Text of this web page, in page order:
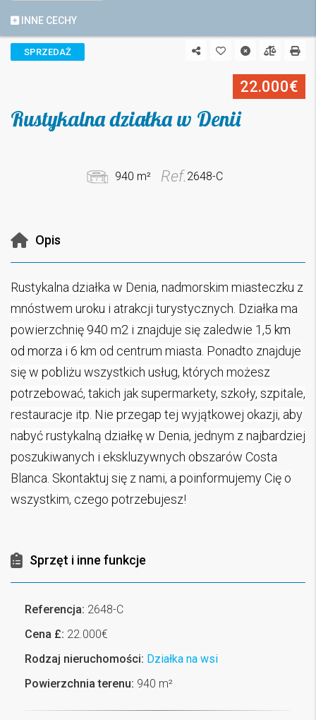
INNE CECHY
SPRZEDAŻ
22.000€
Rustykalna działka w Denii
940 m² Ref. 2648-C
Opis
Rustykalna działka w Denia, nadmorskim miasteczku z
mnóstwem uroku i atrakcji turystycznych. Działka ma
powierzchnię 940 m2 i znajduje się zaledwie 1,5 km
od morza i 6 km od centrum miasta Ponadto znajduje
się w pobliżu wszystkich usług, których możesz
potrzebować, takich jak supermarkety, szkoły, szpitale,
restauracje itp. Nie przegap tej wyjątkowej okazji, aby
nabyć rustykalną działkę w Denia, jednym z najbardziej
poszukiwanych i ekskluzywnych obszarów Costa
Blanca. Skontaktuj się z nami, a poinformujemy Cię o
wszystkim, czego potrzebujesz!
Sprzęt i inne funkcje
Referencja: 2648-C
Cena £: 22.000€
Rodzaj nieruchomości: Działka na wsi
Powierzchnia terenu: 940 m²